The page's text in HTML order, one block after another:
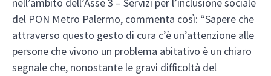
nell’ambito dell’Asse 3 – Servizi per l’inclusione sociale
del PON Metro Palermo, commenta così: “Sapere che
attraverso questo gesto di cura c’è un’attenzione alle
persone che vivono un problema abitativo è un chiaro
segnale che, nonostante le gravi difficoltà del